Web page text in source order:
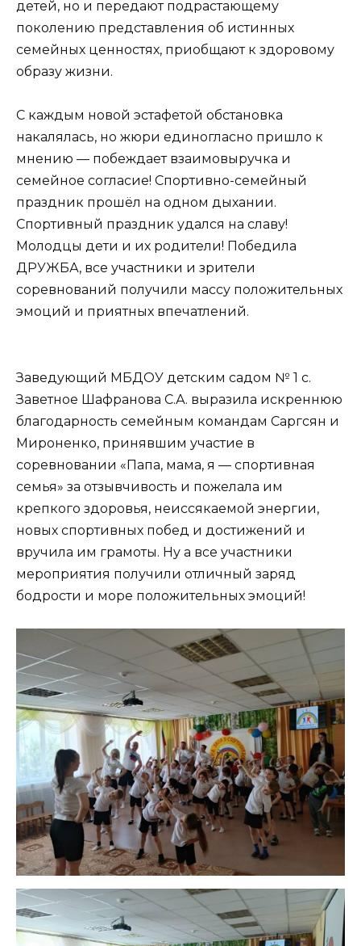
детей, но и передают подрастающему
поколению представления об истинных
семейных ценностях, приобщают к здоровому
образу жизни.
С каждым новой эстафетой обстановка
накалялась, но жюри единогласно пришло к
мнению — побеждает взаимовыручка и
семейное согласие! Спортивно-семейный
праздник прошёл на одном дыхании.
Спортивный праздник удался на славу!
Молодцы дети и их родители! Победила
ДРУЖБА, все участники и зрители
соревнований получили массу положительных
эмоций и приятных впечатлений.
Заведующий МБДОУ детским садом № 1 с.
Заветное Шафранова С.А. выразила искреннюю
благодарность семейным командам Саргсян и
Мироненко, принявшим участие в
соревновании «Папа, мама, я — спортивная
семья» за отзывчивость и пожелала им
крепкого здоровья, неиссякаемой энергии,
новых спортивных побед и достижений и
вручила им грамоты. Ну а все участники
мероприятия получили отличный заряд
бодрости и море положительных эмоций!